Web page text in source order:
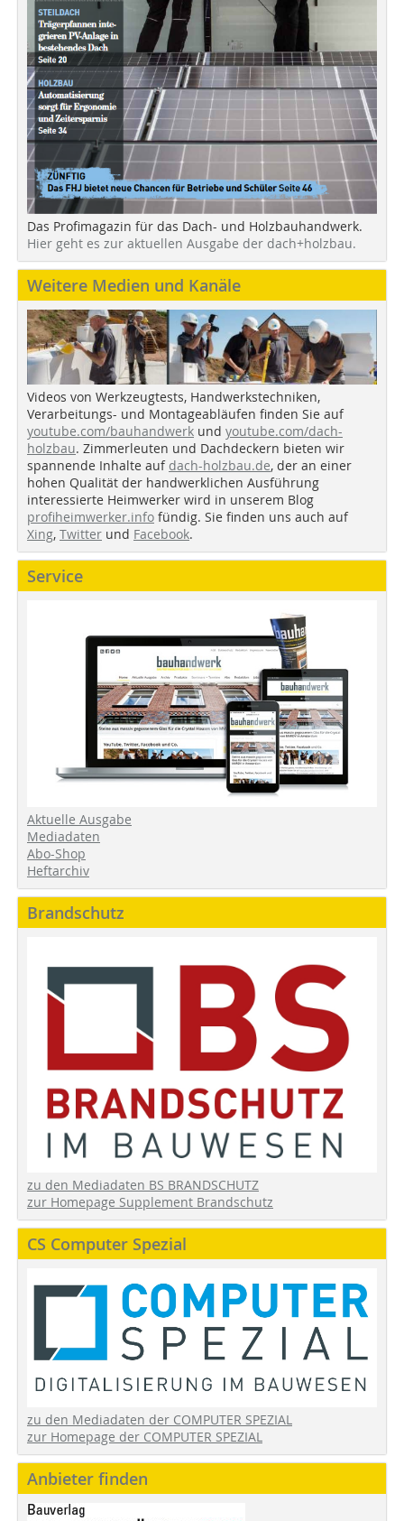
Das Profimagazin für das Dach- und Holzbauhandwerk.
Hier geht es zur aktuellen Ausgabe der dach+holzbau.
Weitere Medien und Kanäle
Videos von Werkzeugtests, Handwerkstechniken,
Verarbeitungs- und Montageabläufen finden Sie auf
youtube.com/bauhandwerk und youtube.com/dach-
holzbau. Zimmerleuten und Dachdeckern bieten wir
spannende Inhalte auf dach-holzbau.de, der an einer
hohen Qualität der handwerklichen Ausführung
interessierte Heimwerker wird in unserem Blog
profiheimwerker.info fündig. Sie finden uns auch auf
Xing, Twitter und Facebook.
Service
Aktuelle Ausgabe
Mediadaten
Abo-Shop
Heftarchiv
Brandschutz
zu den Mediadaten BS BRANDSCHUTZ
zur Homepage Supplement Brandschutz
CS Computer Spezial
zu den Mediadaten der COMPUTER SPEZIAL
zur Homepage der COMPUTER SPEZIAL
Anbieter finden